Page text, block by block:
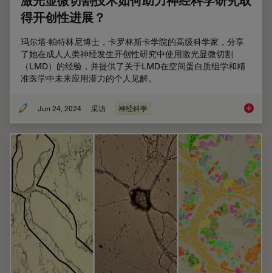
得开创性进展？
玛尔塔·帕特林尼博士，卡罗林斯卡学院的高级科学家，分享
了她在成人人类神经发生开创性研究中使用激光显微切割
（LMD）的经验，并提供了关于LMD在空间蛋白质组学和精
准医学中未来应用潜力的个人见解。
Jun 24, 2024 采访 神经科学 激光显